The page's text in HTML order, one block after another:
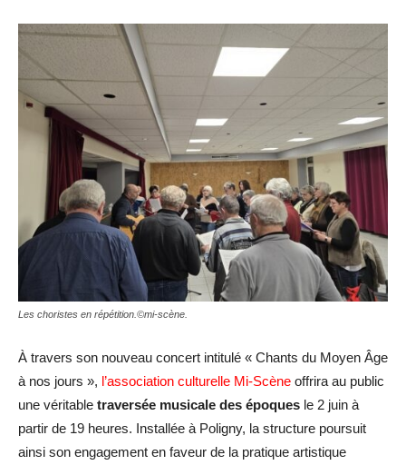
Les choristes en répétition.©mi-scène.
À travers son nouveau concert intitulé « Chants du Moyen Âge
à nos jours », l’association culturelle Mi-Scène offrira au public
une véritable traversée musicale des époques le 2 juin à
partir de 19 heures. Installée à Poligny, la structure poursuit
ainsi son engagement en faveur de la pratique artistique